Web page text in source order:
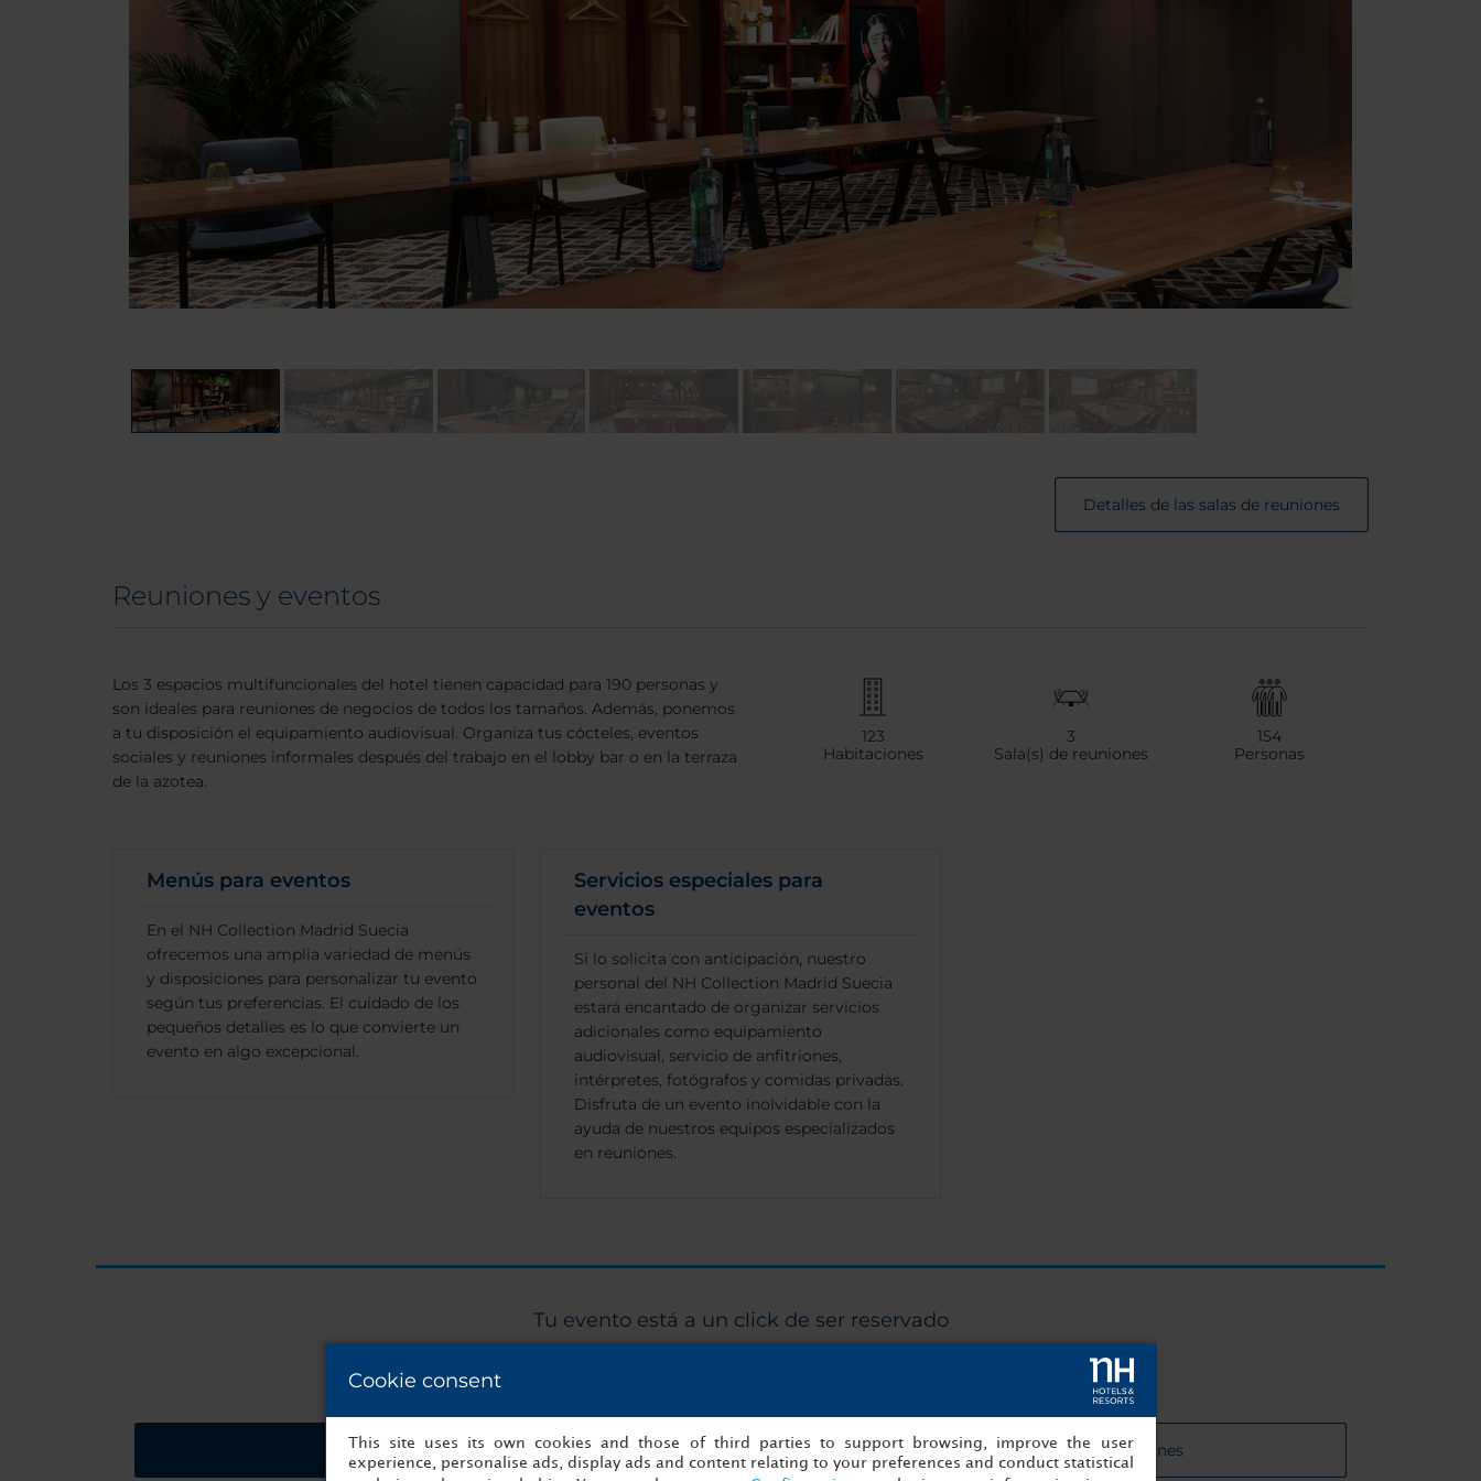
Detalles de las salas de reuniones
Reuniones y eventos
Los 3 espacios multifuncionales del hotel tienen capacidad para 190 personas y
son ideales para reuniones de negocios de todos los tamaños. Además, ponemos
a tu disposición el equipamiento audiovisual. Organiza tus cócteles, eventos
sociales y reuniones informales después del trabajo en el lobby bar o en la terraza
de la azotea.
123
Habitaciones
3
Sala(s) de reuniones
154
Personas
Menús para eventos
En el NH Collection Madrid Suecia
ofrecemos una amplia variedad de menús
y disposiciones para personalizar tu evento
según tus preferencias. El cuidado de los
pequeños detalles es lo que convierte un
evento en algo excepcional.
Servicios especiales para
eventos
Si lo solicita con anticipación, nuestro
personal del NH Collection Madrid Suecia
estará encantado de organizar servicios
adicionales como equipamiento
audiovisual, servicio de anfitriones,
intérpretes, fotógrafos y comidas privadas.
Disfruta de un evento inolvidable con la
ayuda de nuestros equipos especializados
en reuniones.
Tu evento está a un click de ser reservado
Solicitar presupuesto Detalles de las salas de reuniones
Cookie consent
This site uses its own cookies and those of third parties to support browsing, improve the user
experience, personalise ads, display ads and content relating to your preferences and conduct statistical